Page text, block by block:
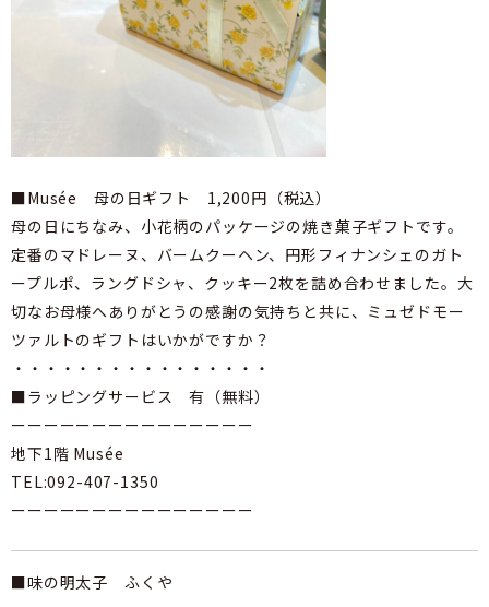
■Musée 母の日ギフト 1,200円（税込）
母の日にちなみ、小花柄のパッケージの焼き菓子ギフトです。
定番のマドレーヌ、バームクーヘン、円形フィナンシェのガト
ープルポ、ラングドシャ、クッキー2枚を詰め合わせました。大
切なお母様へありがとうの感謝の気持ちと共に、ミュゼドモー
ツァルトのギフトはいかがですか？
・・・・・・・・・・・・・・・・
■ラッピングサービス 有（無料）
ーーーーーーーーーーーーーーー
地下1階 Musée
TEL:092-407-1350
ーーーーーーーーーーーーーーー
■味の明太子 ふくや